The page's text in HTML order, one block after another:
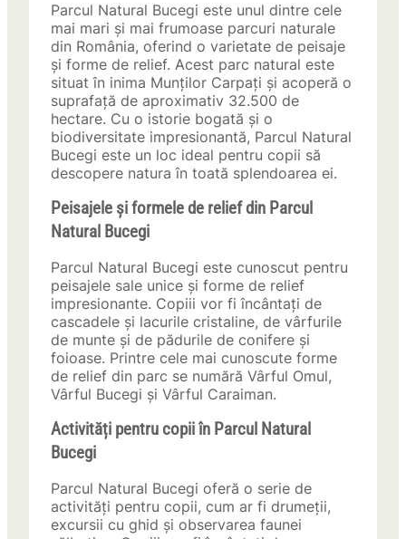
Parcul Natural Bucegi este unul dintre cele
mai mari și mai frumoase parcuri naturale
din România, oferind o varietate de peisaje
și forme de relief. Acest parc natural este
situat în inima Munților Carpați și acoperă o
suprafață de aproximativ 32.500 de
hectare. Cu o istorie bogată și o
biodiversitate impresionantă, Parcul Natural
Bucegi este un loc ideal pentru copii să
descopere natura în toată splendoarea ei.
Peisajele și formele de relief din Parcul
Natural Bucegi
Parcul Natural Bucegi este cunoscut pentru
peisajele sale unice și forme de relief
impresionante. Copiii vor fi încântați de
cascadele și lacurile cristaline, de vârfurile
de munte și de pădurile de conifere și
foioase. Printre cele mai cunoscute forme
de relief din parc se numără Vârful Omul,
Vârful Bucegi și Vârful Caraiman.
Activități pentru copii în Parcul Natural
Bucegi
Parcul Natural Bucegi oferă o serie de
activități pentru copii, cum ar fi drumeții,
excursii cu ghid și observarea faunei